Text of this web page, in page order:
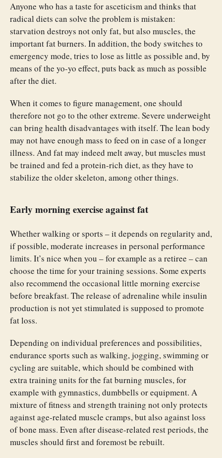
Anyone who has a taste for asceticism and thinks that
radical diets can solve the problem is mistaken:
starvation destroys not only fat, but also muscles, the
important fat burners. In addition, the body switches to
emergency mode, tries to lose as little as possible and, by
means of the yo-yo effect, puts back as much as possible
after the diet.
When it comes to figure management, one should
therefore not go to the other extreme. Severe underweight
can bring health disadvantages with itself. The lean body
may not have enough mass to feed on in case of a longer
illness. And fat may indeed melt away, but muscles must
be trained and fed a protein-rich diet, as they have to
stabilize the older skeleton, among other things.
Early morning exercise against fat
Whether walking or sports – it depends on regularity and,
if possible, moderate increases in personal performance
limits. It’s nice when you – for example as a retiree – can
choose the time for your training sessions. Some experts
also recommend the occasional little morning exercise
before breakfast. The release of adrenaline while insulin
production is not yet stimulated is supposed to promote
fat loss.
Depending on individual preferences and possibilities,
endurance sports such as walking, jogging, swimming or
cycling are suitable, which should be combined with
extra training units for the fat burning muscles, for
example with gymnastics, dumbbells or equipment. A
mixture of fitness and strength training not only protects
against age-related muscle cramps, but also against loss
of bone mass. Even after disease-related rest periods, the
muscles should first and foremost be rebuilt.